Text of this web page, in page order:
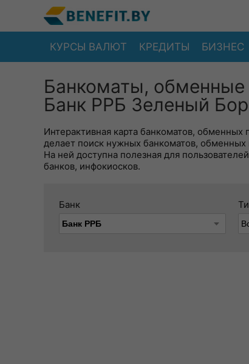
КУРСЫ ВАЛЮТ КРЕДИТЫ БИЗНЕС
Банкоматы, обменные
Банк РРБ Зеленый Бор
Интерактивная карта банкоматов,
делает поиск нужных банкоматов,
На ней доступна полезная для
банков, инфокиосков.
Банк